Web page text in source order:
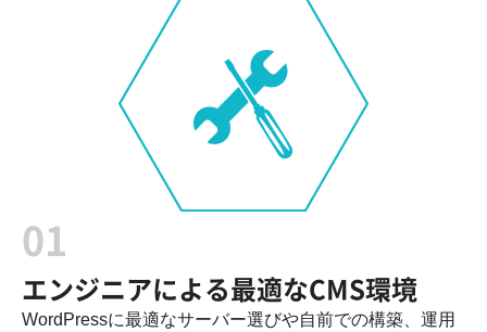
01
エンジニアによる最適なCMS環境
WordPressに最適なサーバー選びや自前での構築、運用